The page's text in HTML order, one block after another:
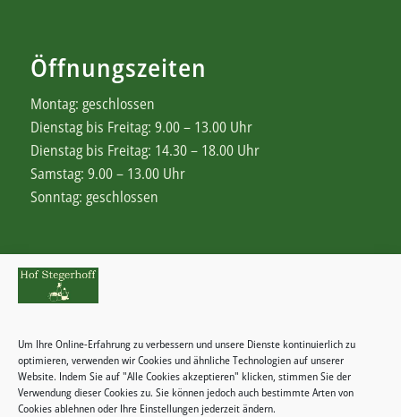
Um Ihre Online-Erfahrung zu verbessern und unsere Dienste kontinuierlich zu
optimieren, verwenden wir Cookies und ähnliche Technologien auf unserer
Website. Indem Sie auf "Alle Cookies akzeptieren" klicken, stimmen Sie der
Verwendung dieser Cookies zu. Sie können jedoch auch bestimmte Arten von
Cookies ablehnen oder Ihre Einstellungen jederzeit ändern.
Öffnungszeiten
Montag: geschlossen
Dienstag bis Freitag: 9.00 – 13.00 Uhr
Dienstag bis Freitag: 14.30 – 18.00 Uhr
Samstag: 9.00 – 13.00 Uhr
Sonntag: geschlossen
Rechtliches
Widerrufsbelehrung